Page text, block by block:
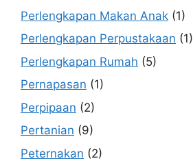
Perlengkapan Makan Anak (1)
Perlengkapan Perpustakaan (1)
Perlengkapan Rumah (5)
Pernapasan (1)
Perpipaan (2)
Pertanian (9)
Peternakan (2)